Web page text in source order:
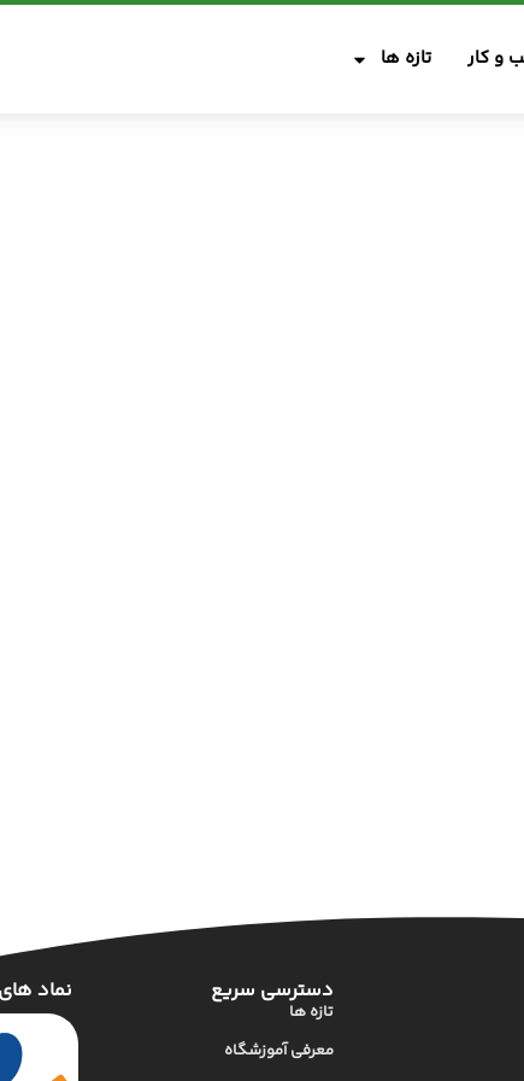
و کار تازه ها
دسترسی سریع
تازه ها
معرفی آموزشگاه
نماد